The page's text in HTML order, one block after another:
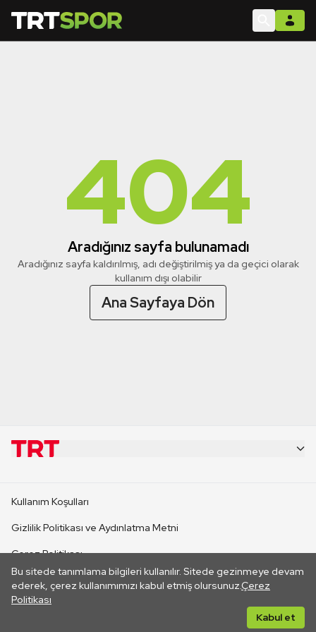
404
Aradığınız sayfa bulunamadı
Aradığınız sayfa kaldırılmış, adı değiştirilmiş ya da geçici olarak
kullanım dışı olabilir
Ana Sayfaya Dön
Bu sitede tanımlama bilgileri kullanılır. Sitede gezinmeye devam
ederek, çerez kullanımımızı kabul etmiş olursunuz.Çerez
Politikası
Kabul et
CANLI YAYINLAR
Kullanım Koşulları
Gizlilik Politikası ve Aydınlatma Metni
Çerez Politikası
İletişim
Her hakkı saklıdır. ©2026 TRT. Bağlantı yoluyla gidilen dış